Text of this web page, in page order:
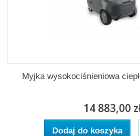
Myjka wysokociśnieniowa
14 883,00
Dodaj do koszyka